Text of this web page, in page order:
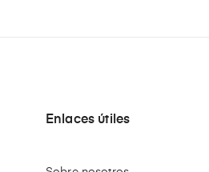
Enlaces útiles